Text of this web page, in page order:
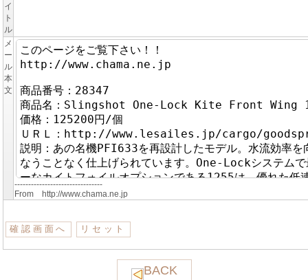
イ
ト
ル
メ
ー
ル
本
文
--------------------------------
From http://www.chama.ne.jp
BACK